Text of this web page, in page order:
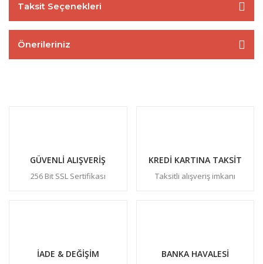
Taksit Seçenekleri
Önerileriniz
GÜVENLİ ALIŞVERİŞ
256 Bit SSL Sertifikası
KREDİ KARTINA TAKSİT
Taksitli alışveriş imkanı
İADE & DEĞİŞİM BANKA HAVALESİ